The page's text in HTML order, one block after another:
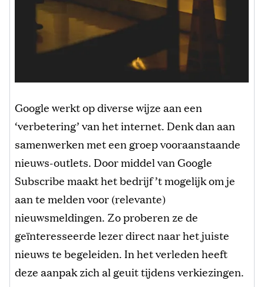
Google werkt op diverse wijze aan een
‘verbetering’ van het internet. Denk dan aan
samenwerken met een groep vooraanstaande
nieuws-outlets. Door middel van Google
Subscribe maakt het bedrijf ’t mogelijk om je
aan te melden voor (relevante)
nieuwsmeldingen. Zo proberen ze de
geïnteresseerde lezer direct naar het juiste
nieuws te begeleiden. In het verleden heeft
deze aanpak zich al geuit tijdens verkiezingen.